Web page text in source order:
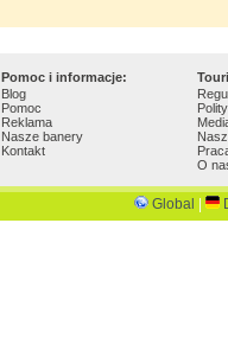
Pomoc i informacje:
Blog
Pomoc
Reklama
Nasze banery
Kontakt
O
Global